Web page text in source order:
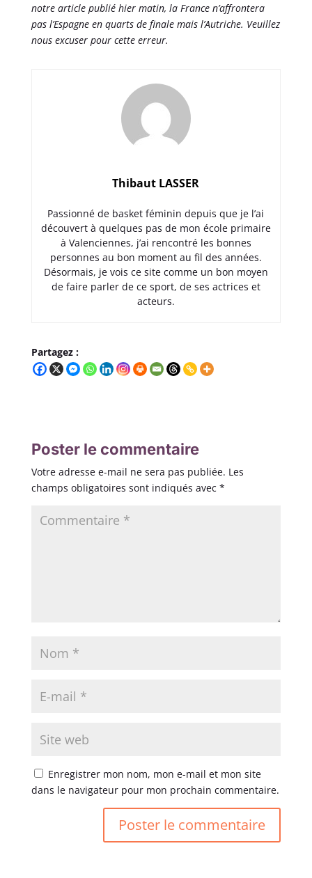
notre article publié hier matin, la France n’affrontera
pas l’Espagne en quarts de finale mais l’Autriche. Veuillez
nous excuser pour cette erreur.
Thibaut LASSER
Passionné de basket féminin depuis que je l’ai
découvert à quelques pas de mon école primaire
à Valenciennes, j’ai rencontré les bonnes
personnes au bon moment au fil des années.
Désormais, je vois ce site comme un bon moyen
de faire parler de ce sport, de ses actrices et
acteurs.
Partagez :
Poster le commentaire
Votre adresse e-mail ne sera pas publiée. Les
champs obligatoires sont indiqués avec *
Enregistrer mon nom, mon e-mail et mon site
dans le navigateur pour mon prochain commentaire.